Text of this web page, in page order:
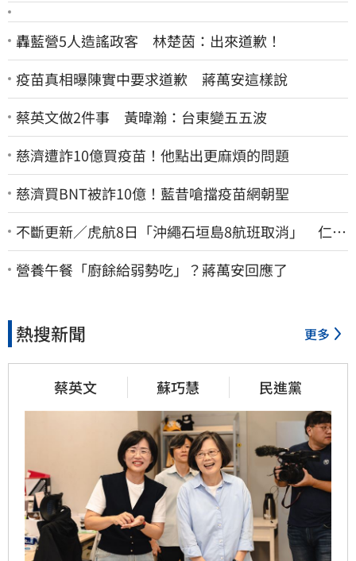
轟藍營5人造謠政客 林楚茵：出來道歉！
疫苗真相曝陳實中要求道歉 蔣萬安這樣說
蔡英文做2件事 黃暐瀚：台東變五五波
慈濟遭詐10億買疫苗！他點出更麻煩的問題
慈濟買BNT被詐10億！藍昔嗆擋疫苗網朝聖
不斷更新／虎航8日「沖繩石垣島8航班取消」 仁川
返台班機提前1天起飛
營養午餐「廚餘給弱勢吃」？蔣萬安回應了
熱搜新聞 更多
蔡英文 蘇巧慧 民進黨